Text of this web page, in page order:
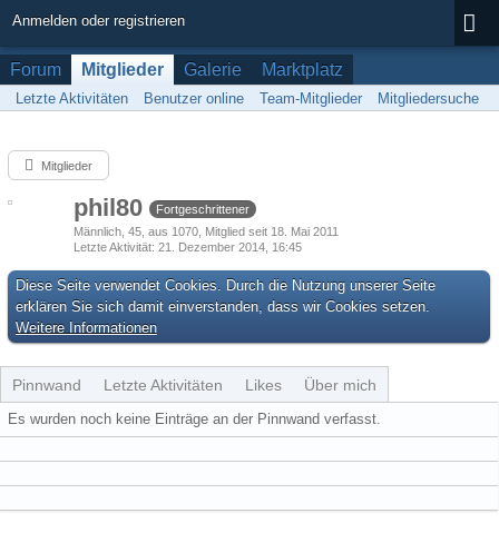
Anmelden oder registrieren
Forum Mitglieder Galerie Marktplatz
Letzte Aktivitäten Benutzer online Team-Mitglieder Mitgliedersuche
Mitglieder
phil80
Fortgeschrittener
Männlich 45 aus 1070 Mitglied seit 18. Mai 2011
Letzte Aktivität 21. Dezember 2014, 16:45
Diese Seite verwendet Cookies. Durch die Nutzung unserer Seite
erklären Sie sich damit einverstanden, dass wir Cookies setzen.
Weitere Informationen
Pinnwand Letzte Aktivitäten Likes Über mich
Es wurden noch keine Einträge an der Pinnwand verfasst.